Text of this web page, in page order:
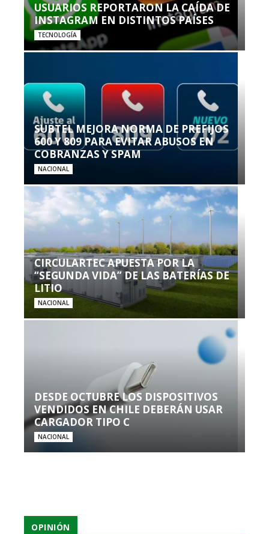
USUARIOS REPORTARON LA CAÍDA DE
INSTAGRAM EN DISTINTOS PAÍSES
TECNOLOGÍA
SUBTEL MEJORA NORMA DE PREFIJOS
600 Y 809 PARA EVITAR ABUSOS EN
COBRANZAS Y SPAM
NACIONAL
CIRCULARTEC APUESTA POR LA
“SEGUNDA VIDA” DE LAS BATERÍAS DE
LITIO
NACIONAL
DESDE OCTUBRE LOS DISPOSITIVOS
VENDIDOS EN CHILE DEBERÁN USAR
CARGADOR TIPO C
NACIONAL
OPINIÓN